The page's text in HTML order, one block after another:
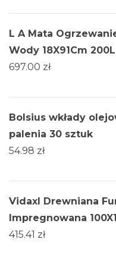
L A Mata
Wody 18X91Cm 200L
697.00 zł
Bolsius wkłady
palenia 30 sztuk
54.98 zł
Vidaxl Drewniana
Impregnowana
415.41 zł